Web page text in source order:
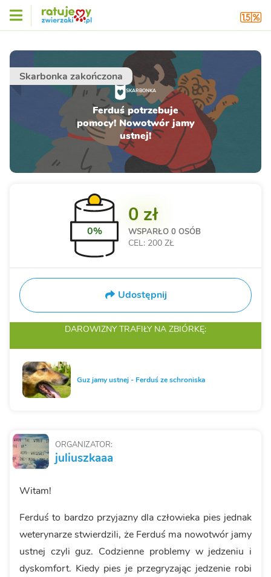
Skarbonka zakończona
SKARBONKA
Ferduś potrzebuje
pomocy! Nowotwór jamy
ustnej!
ORGANIZATOR:
juliuszkaaa
Witam!
Ferduś to bardzo przyjazny dla człowieka pies jednak
weterynarze stwierdzili, że Ferduś ma nowotwór jamy
ustnej czyli guz. Codzienne problemy w jedzeniu i
dyskomfort. Kiedy pies je przegryzając jedzenie robi
0%
0 zł
WSPARŁO 0 OSÓB
CEL: 200 ZŁ
Udostępnij
DAROWIZNY TRAFIŁY NA ZBIÓRKĘ:
Guz jamy ustnej - Ferduś ze schroniska